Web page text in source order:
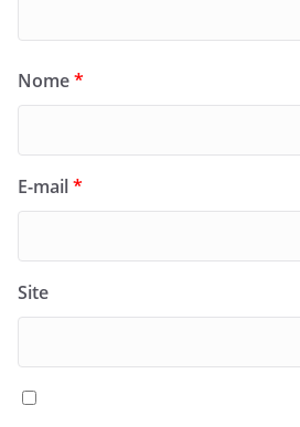
Nome*
E-mail*
Site